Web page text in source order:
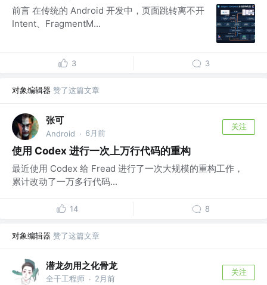
前言 在传统的 Android 开发中，页面跳转离不开
Intent、FragmentM...
3 3
对象编辑器 赞了这篇文章
张可
Android · 6月前
关注
使用 Codex 进行一次上万行代码的重构
最近使用 Codex 给 Fread 进行了一次大规模的重构工作，
累计改动了一万多行代码...
14 8
对象编辑器 赞了这篇文章
潜龙勿用之化骨龙
全干工程师 · 2月前
关注